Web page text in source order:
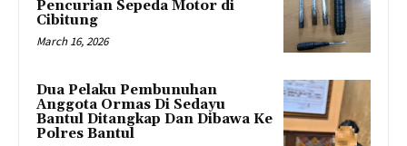
Pencurian Sepeda Motor di
Cibitung
March 16, 2026
Dua Pelaku Pembunuhan
Anggota Ormas Di Sedayu
Bantul Ditangkap Dan Dibawa Ke
Polres Bantul